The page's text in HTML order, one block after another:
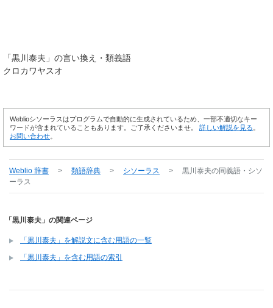
「黒川泰夫 」の言い換え・類義語
クロカワヤスオ
Weblioシソーラスはプログラムで自動的に生成されているため、一部不適切なキー
ワードが含まれていることもあります。ご了承くださいませ。 詳しい解説を見る
お問い合わせ
Weblio 辞書 > 類語辞典 > シソーラス > 黒川泰夫の同義語・シソ
ーラス
「黒川泰夫」の関連ページ
「黒川泰夫」を解説文に含む用語の一覧
「黒川泰夫」を含む用語の索引